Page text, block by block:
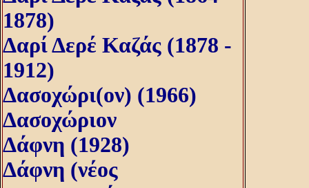
1878)
Δαρί Δερέ Καζάς (1878 -
1912)
Δασοχώρι(ον) (1966)
Δασοχώριον
Δάφνη (1928)
Δάφνη (νέος